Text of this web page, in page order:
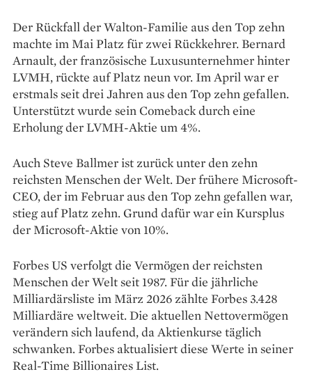
Der Rückfall der Walton-Familie aus den Top zehn
machte im Mai Platz für zwei Rückkehrer. Bernard
Arnault, der französische Luxusunternehmer hinter
LVMH, rückte auf Platz neun vor. Im April war er
erstmals seit drei Jahren aus den Top zehn gefallen.
Unterstützt wurde sein Comeback durch eine
Erholung der LVMH-Aktie um 4%.
Auch Steve Ballmer ist zurück unter den zehn
reichsten Menschen der Welt. Der frühere Microsoft-
CEO, der im Februar aus den Top zehn gefallen war,
stieg auf Platz zehn. Grund dafür war ein Kursplus
der Microsoft-Aktie von 10%.
Forbes US verfolgt die Vermögen der reichsten
Menschen der Welt seit 1987. Für die jährliche
Milliardärsliste im März 2026 zählte Forbes 3.428
Milliardäre weltweit. Die aktuellen Nettovermögen
verändern sich laufend, da Aktienkurse täglich
schwanken. Forbes aktualisiert diese Werte in seiner
Real-Time Billionaires List.